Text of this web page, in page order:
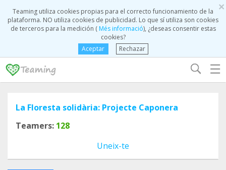
×
Teaming utiliza cookies propias para el correcto funcionamiento de la
plataforma. NO utiliza cookies de publicidad. Lo que sí utiliza son cookies
de terceros para la medición (Més informació), ¿deseas consentir estas
cookies?
Aceptar
Rechazar
☰
La Floresta solidària: Projecte Caponera
Teamers: 128
Uneix-te